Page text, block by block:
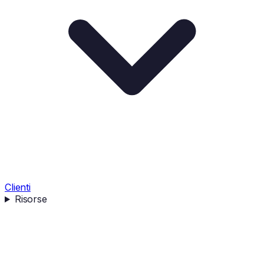
Clienti
Risorse